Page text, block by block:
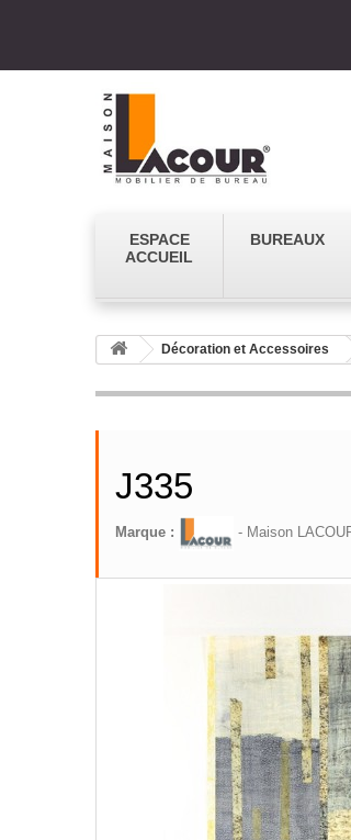
ESPACE
ACCUEIL
BUREAUX
Décoration et Accessoires
J335
Marque : - Maison